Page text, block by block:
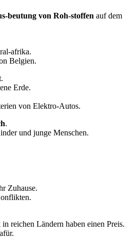
beutung von Roh-stoffen auf dem
afrika.
Belgien.
Erde.
von Elektro-Autos.
.
und junge Menschen.
Zuhause.
reichen Ländern haben einen Preis.